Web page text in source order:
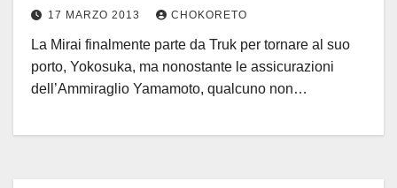
17 MARZO 2013 CHOKORETO
La Mirai finalmente parte da Truk per tornare al suo
porto, Yokosuka, ma nonostante le assicurazioni
dell’Ammiraglio Yamamoto, qualcuno non…